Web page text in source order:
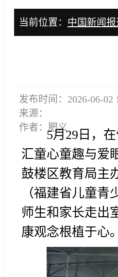
当前位置： 中国新闻报
发布时间：2026-06-02
来源：
作者：肥义
5月29日，
汇童心童趣与爱
鼓楼区教育局主
（福建省儿童
师生和家长走出
康观念根植于心。